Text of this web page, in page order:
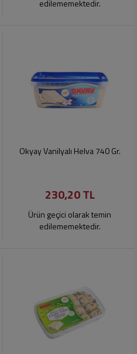
edilememektedir.
Okyay Vanilyalı Helva 740 Gr.
230,20 TL
Ürün geçici olarak temin
edilememektedir.